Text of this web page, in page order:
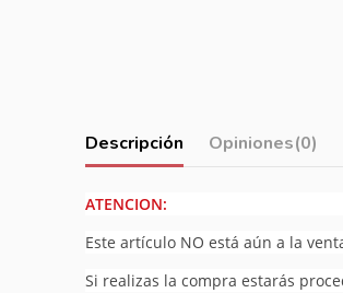
Descripción Opiniones(0)
ATENCION:
Este artículo NO está aún a la
Si realizas la compra estarás